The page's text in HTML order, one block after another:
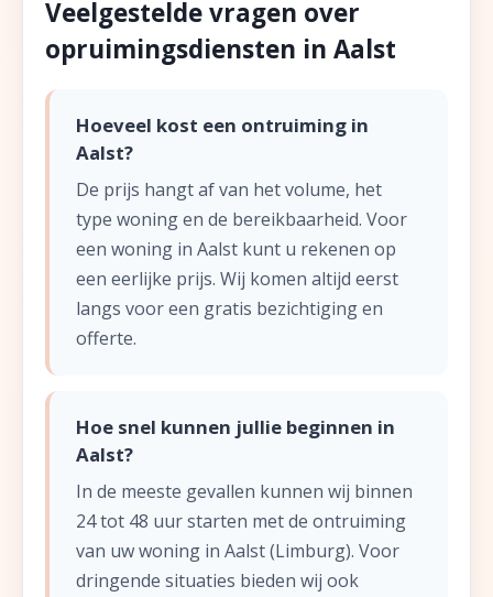
Veelgestelde vragen over
opruimingsdiensten in Aalst
Hoeveel kost een ontruiming in
Aalst?
De prijs hangt af van het volume, het
type woning en de bereikbaarheid. Voor
een woning in Aalst kunt u rekenen op
een eerlijke prijs. Wij komen altijd eerst
langs voor een gratis bezichtiging en
offerte.
Hoe snel kunnen jullie beginnen in
Aalst?
In de meeste gevallen kunnen wij binnen
24 tot 48 uur starten met de ontruiming
van uw woning in Aalst (Limburg). Voor
dringende situaties bieden wij ook